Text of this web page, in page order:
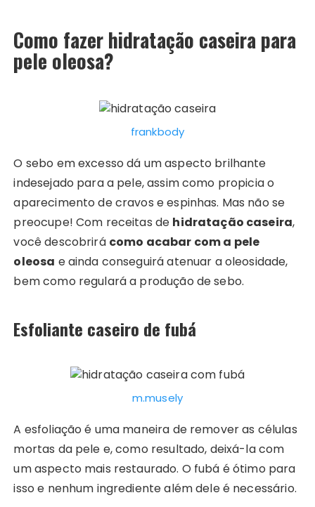
Como fazer hidratação caseira para
pele oleosa?
frankbody
O sebo em excesso dá um aspecto brilhante
indesejado para a pele, assim como propicia o
aparecimento de cravos e espinhas. Mas não se
preocupe! Com receitas de hidratação caseira,
você descobrirá como acabar com a pele
oleosa e ainda conseguirá atenuar a oleosidade,
bem como regulará a produção de sebo.
Esfoliante caseiro de fubá
m.musely
A esfoliação é uma maneira de remover as células
mortas da pele e, como resultado, deixá-la com
um aspecto mais restaurado. O fubá é ótimo para
isso e nenhum ingrediente além dele é necessário.